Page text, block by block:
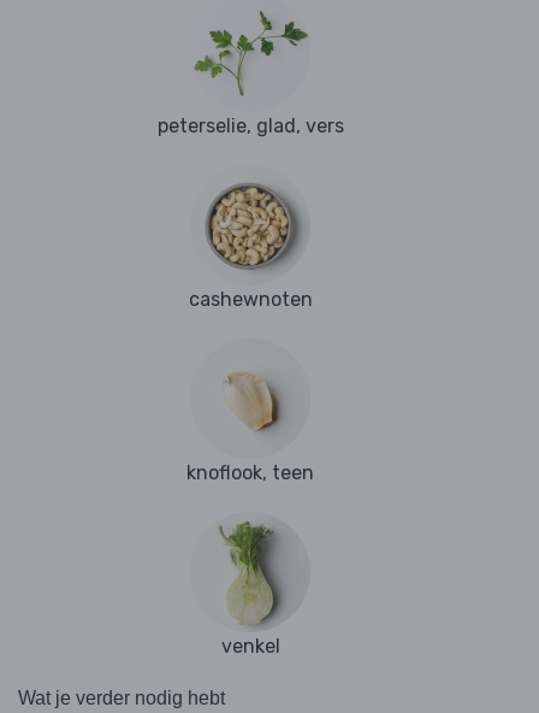
peterselie, glad, vers
cashewnoten
knoflook, teen
venkel
Wat je verder nodig hebt